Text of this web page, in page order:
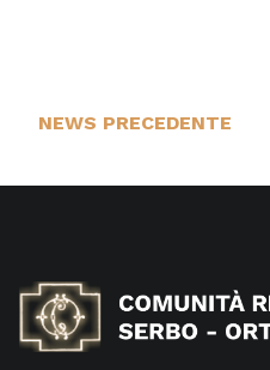
NEWS PRECEDENTE